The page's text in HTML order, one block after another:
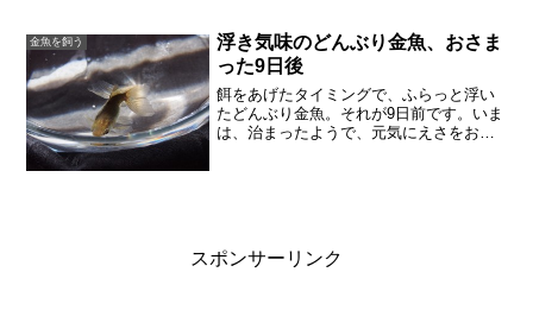
留守番について、２カ所で述べられてい
ます。1週間の留守の前、大...
金魚を飼う
浮き気味のどんぶり金魚、おさま
った9日後
餌をあげたタイミングで、ふらっと浮い
たどんぶり金魚。それが9日前です。いま
は、治まったようで、元気にえさをおね
スポンサーリンク